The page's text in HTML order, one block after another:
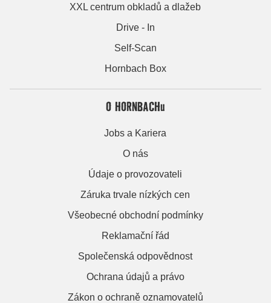
XXL centrum obkladů a dlažeb
Drive - In
Self-Scan
Hornbach Box
O HORNBACHu
Jobs a Kariera
O nás
Údaje o provozovateli
Záruka trvale nízkých cen
Všeobecné obchodní podmínky
Reklamační řád
Společenská odpovědnost
Ochrana údajů a právo
Zákon o ochraně oznamovatelů